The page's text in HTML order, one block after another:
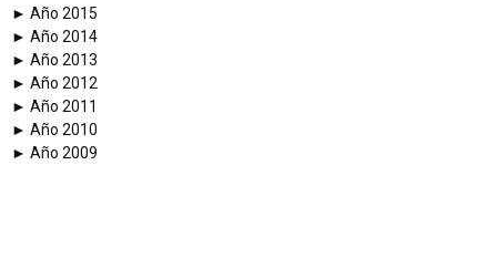
► Año 2015
► Año 2014
► Año 2013
► Año 2012
► Año 2011
► Año 2010
► Año 2009